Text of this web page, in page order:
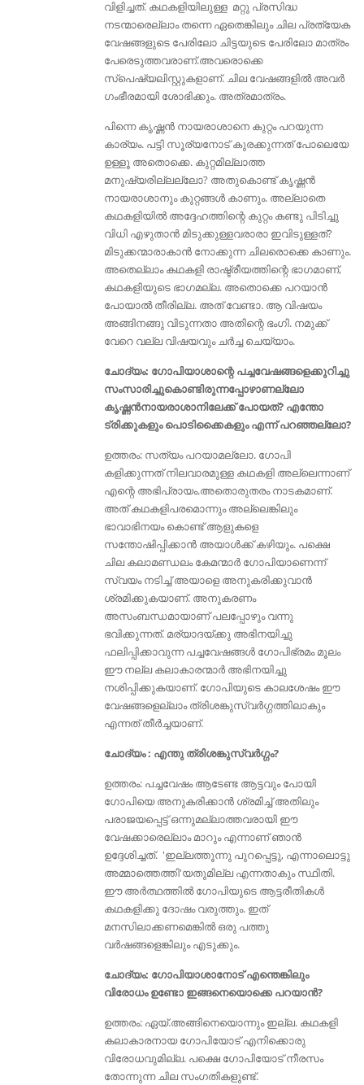
വിളിച്ചത്. കഥകളിയിലുള്ള മറ്റു പ്രസിദ്ധ
നടന്മാരെല്ലാം തന്നെ ഏതെങ്കിലും ചില പ്രത്യേക
വേഷങ്ങളുടെ പേരിലോ ചിട്ടയുടെ പേരിലോ മാത്രം
പേരെടുത്തവരാണ്.അവരൊക്കെ
സ്പെഷ്യലിസ്റ്റുകളാണ്. ചില വേഷങ്ങളിൽ അവർ
ഗംഭീരമായി ശോഭിക്കും. അത്രമാത്രം.
പിന്നെ കൃഷ്ണൻ നായരാശാനെ കുറ്റം പറയുന്ന
കാര്യം. പട്ടി സൂര്യനോട് കുരക്കുന്നത് പോലെയേ
ഉള്ളൂ അതൊക്കെ. കുറ്റമില്ലാത്ത
മനുഷ്യരില്ലല്ലോ? അതുകൊണ്ട് കൃഷ്ണൻ
നായരാശാനും കുറ്റങ്ങൾ കാണും. അല്ലാതെ
കഥകളിയിൽ അദ്ദേഹത്തിന്റെ കുറ്റം കണ്ടു പിടിച്ചു
വിധി എഴുതാൻ മിടുക്കുള്ളവരാരാ ഇവിടുള്ളത്‌?
മിടുക്കന്മാരാകാൻ നോക്കുന്ന ചിലരൊക്കെ കാണും.
അതെല്ലാം കഥകളി രാഷ്ട്രീയത്തിന്റെ ഭാഗമാണ്,
കഥകളിയുടെ ഭാഗമല്ല. അതൊക്കെ പറയാൻ
പോയാൽ തീരില്ല. അത് വേണ്ടാ. ആ വിഷയം
അങ്ങിനങ്ങു വിടുന്നതാ അതിന്റെ ഭംഗി. നമുക്ക്
വേറെ വല്ല വിഷയവും ചർച്ച ചെയ്യാം.
ചോദ്യം: ഗോപിയാശാന്റെ പച്ചവേഷങ്ങളെക്കുറിച്ചു
സംസാരിച്ചുകൊണ്ടിരുന്നപ്പോഴാണല്ലോ
കൃഷ്ണൻനായരാശാനിലേക്ക് പോയത്? എന്തോ
ട്രിക്കുകളും പൊടിക്കൈകളും എന്ന് പറഞ്ഞല്ലോ?
ഉത്തരം: സത്യം പറയാമല്ലോ. ഗോപി
കളിക്കുന്നത് നിലവാരമുള്ള കഥകളി അല്ലെന്നാണ്
എന്റെ അഭിപ്രായം.അതൊരുതരം നാടകമാണ്.
അത് കഥകളിപരമൊന്നും അല്ലെങ്കിലും
ഭാവാഭിനയം കൊണ്ട് ആളുകളെ
സന്തോഷിപ്പിക്കാൻ അയാള്‍ക്ക്‌ കഴിയും. പക്ഷെ
ചില കലാമണ്ഡലം കേമന്മാര്‍ ഗോപിയാണെന്ന്
സ്വയം നടിച്ച് അയാളെ അനുകരിക്കുവാന്‍
ശ്രമിക്കുകയാണ്. അനുകരണം
അസംബന്ധമായാണ് പലപ്പോഴും വന്നു
ഭവിക്കുന്നത്. മര്യാദയ്ക്കു അഭിനയിച്ചു
ഫലിപ്പിക്കാവുന്ന പച്ചവേഷങ്ങള്‍ ഗോപിഭ്രമം മൂലം
ഈ നല്ല കലാകാരന്മാര്‍ അഭിനയിച്ചു
നശിപ്പിക്കുകയാണ്. ഗോപിയുടെ കാലശേഷം ഈ
വേഷങ്ങളെല്ലാം ത്രിശങ്കുസ്വര്‍ഗ്ഗത്തിലാകും
എന്നത് തീര്‍ച്ചയാണ്.
ചോദ്യം : എന്തു ത്രിശങ്കുസ്വര്‍ഗ്ഗം?
ഉത്തരം: പച്ചവേഷം ആടേണ്ട ആട്ടവും പോയി
ഗോപിയെ അനുകരിക്കാന്‍ ശ്രമിച്ച് അതിലും
പരാജയപ്പെട്ട് ഒന്നുമല്ലാത്തവരായി ഈ
വേഷക്കാരെല്ലാം മാറും എന്നാണ് ഞാന്‍
ഉദ്ദേശിച്ചത്. 'ഇല്ലത്തൂന്നു പുറപ്പെട്ടു, എന്നാലൊട്ടു
അമ്മാത്തെത്തി'യതുമില്ല എന്നതാകും സ്ഥിതി.
ഈ അര്‍ത്ഥത്തില്‍ ഗോപിയുടെ ആട്ടരീതികള്‍
കഥകളിക്കു ദോഷം വരുത്തും. ഇത്
മനസിലാക്കണമെങ്കില്‍ ഒരു പത്തു
വര്‍ഷങ്ങളെങ്കിലും എടുക്കും.
ചോദ്യം: ഗോപിയാശാനോട് എന്തെങ്കിലും
വിരോധം ഉണ്ടോ ഇങ്ങനെയൊക്കെ പറയാൻ?
ഉത്തരം: ഏയ്‌.അങ്ങിനെയൊന്നും ഇല്ല. കഥകളി
കലാകാരനായ ഗോപിയോട് എനിക്കൊരു
വിരോധവുമില്ല. പക്ഷെ ഗോപിയോട് നീരസം
തോന്നുന്ന ചില സംഗതികളുണ്ട്‌.